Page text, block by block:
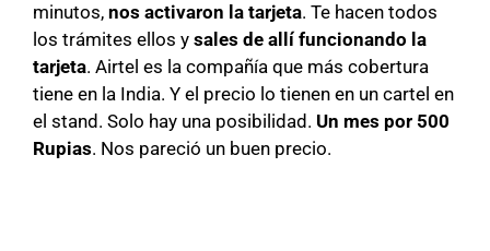
minutos, nos activaron la tarjeta. Te hacen todos
los trámites ellos y sales de allí funcionando la
tarjeta. Airtel es la compañía que más cobertura
tiene en la India. Y el precio lo tienen en un cartel en
el stand. Solo hay una posibilidad. Un mes por 500
Rupias. Nos pareció un buen precio.